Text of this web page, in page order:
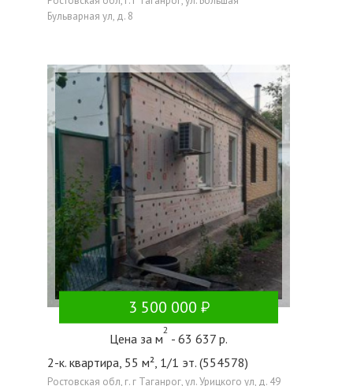
Бульварная ул, д. 8
3 500 000
Цена за м
2
- 63 637 р.
2-к. квартира, 55 м², 1/1 эт. (554578)
Ростовская обл, г. г Таганрог, ул. Урицкого ул, д. 49